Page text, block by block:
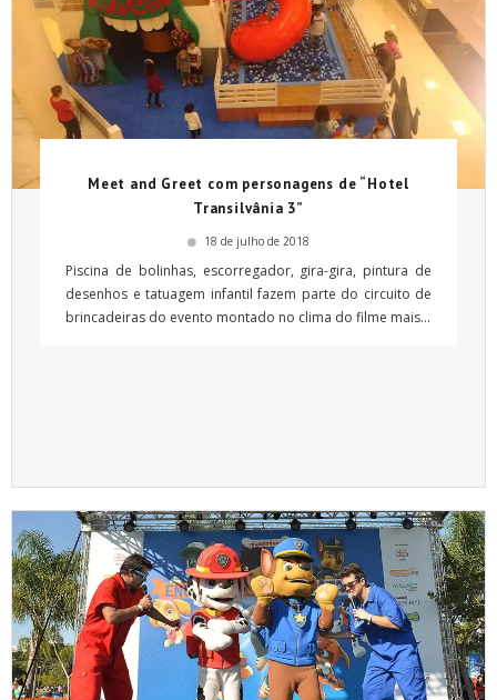
Meet and Greet com personagens de “Hotel
Transilvânia 3”
18 de julho de 2018
Piscina de bolinhas, escorregador, gira-gira, pintura de
desenhos e tatuagem infantil fazem parte do circuito de
brincadeiras do evento montado no clima do filme mais...